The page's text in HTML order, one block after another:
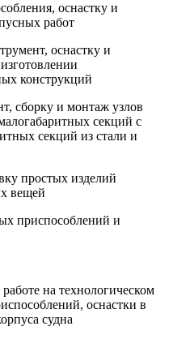
оснастку и
работ
оснастку и
конструкций
сборку и монтаж узлов
секций с
секций из стали и
простых изделий
вещей
приспособлений и
на технологическом
оснастки в
судна